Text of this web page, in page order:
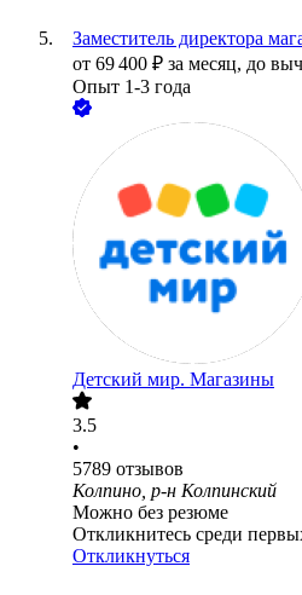
Заместитель директора
от 69 400 ₽ за месяц, до
Опыт 1-3 года
Детский мир. Магазины
3.5
•
5789 отзывов
Колпино, р-н Колпинский
Можно без резюме
Откликнитесь среди
Откликнуться